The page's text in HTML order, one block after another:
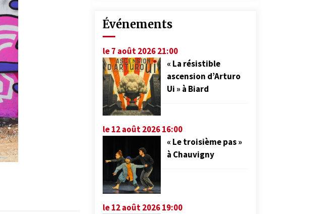
Événements
le 7 août 2026 21:00
« La résistible
ascension d’Arturo
Ui » à Biard
le 12 août 2026 16:00
« Le troisième pas »
à Chauvigny
le 12 août 2026 19:00